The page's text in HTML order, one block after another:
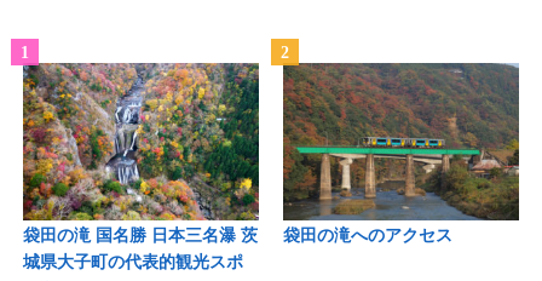
袋田の滝 国名勝 日本三名瀑 茨
城県大子町の代表的観光スポ
袋田の滝へのアクセス